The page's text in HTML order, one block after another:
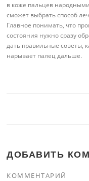
в коже пальцев
сможет выбрать способ
Главное понимать, что
состояния нужно сразу
дать правильные советы,
нарывает палец дальше.
ДОБАВИТЬ
КОММЕНТАРИЙ